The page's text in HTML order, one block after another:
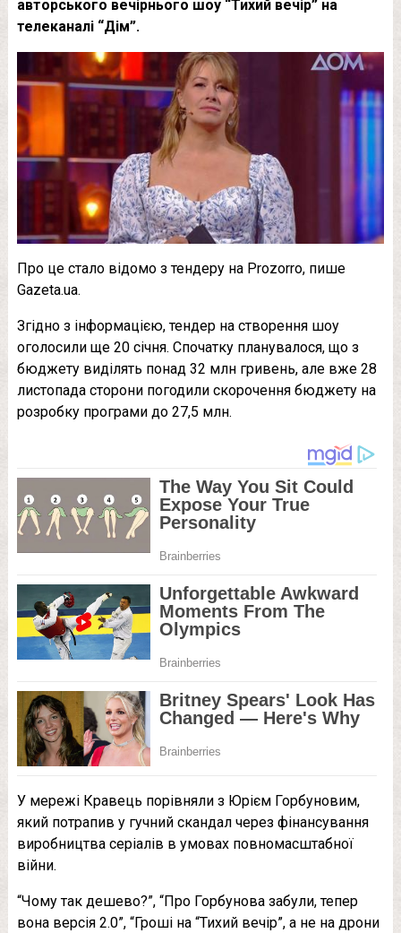
авторського вечірнього шоу “Тихий вечір” на
телеканалі “Дім”.
Про це стало відомо з тендеру на Prozorro, пише
Gazeta.ua.
Згідно з інформацією, тендер на створення шоу
оголосили ще 20 січня. Спочатку планувалося, що з
бюджету виділять понад 32 млн гривень, але вже 28
листопада сторони погодили скорочення бюджету на
розробку програми до 27,5 млн.
У мережі Кравець порівняли з Юрієм Горбуновим,
який потрапив у гучний скандал через фінансування
виробництва серіалів в умовах повномасштабної
війни.
“Чому так дешево?”, “Про Горбунова забули, тепер
вона версія 2.0”, “Гроші на “Тихий вечір”, а не на дрони